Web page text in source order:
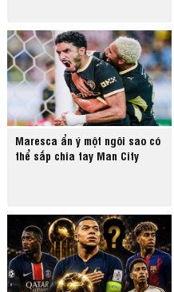
Maresca ẩn ý một ngôi sao có
thể sắp chia tay Man City